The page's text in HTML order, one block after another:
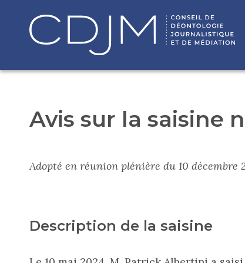
Avis sur la saisine
Adopté en réunion plénière du 10 décembre
Description de la saisine